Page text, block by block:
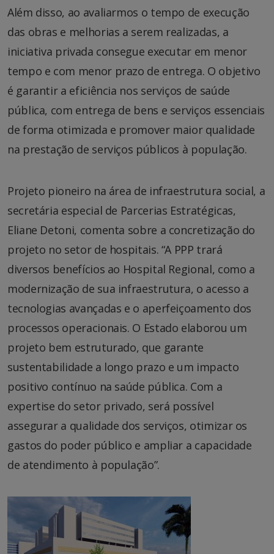
Além disso, ao avaliarmos o tempo de execução
das obras e melhorias a serem realizadas, a
iniciativa privada consegue executar em menor
tempo e com menor prazo de entrega. O objetivo
é garantir a eficiência nos serviços de saúde
pública, com entrega de bens e serviços essenciais
de forma otimizada e promover maior qualidade
na prestação de serviços públicos à população.
Projeto pioneiro na área de infraestrutura social, a
secretária especial de Parcerias Estratégicas,
Eliane Detoni, comenta sobre a concretização do
projeto no setor de hospitais. “A PPP trará
diversos benefícios ao Hospital Regional, como a
modernização de sua infraestrutura, o acesso a
tecnologias avançadas e o aperfeiçoamento dos
processos operacionais. O Estado elaborou um
projeto bem estruturado, que garante
sustentabilidade a longo prazo e um impacto
positivo contínuo na saúde pública. Com a
expertise do setor privado, será possível
assegurar a qualidade dos serviços, otimizar os
gastos do poder público e ampliar a capacidade
de atendimento à população”.